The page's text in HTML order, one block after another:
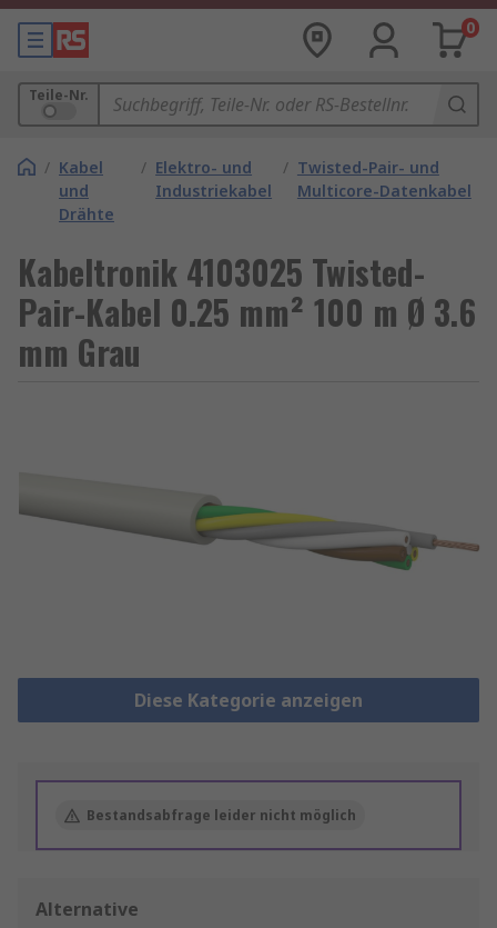
0
Teile-Nr.
/ Kabel
und
Drähte
/ Elektro- und
Industriekabel
/ Twisted-Pair- und
Multicore-Datenkabel
Kabeltronik 4103025 Twisted-
Pair-Kabel 0.25 mm² 100 m Ø 3.6
mm Grau
Diese Kategorie anzeigen
Bestandsabfrage leider nicht möglich
Alternative